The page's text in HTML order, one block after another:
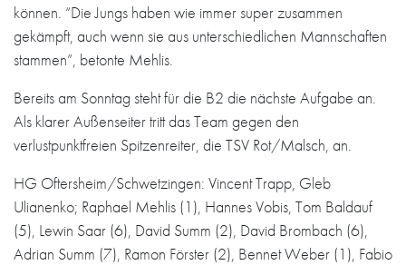
können. “Die Jungs haben wie immer super zusammen
gekämpft, auch wenn sie aus unterschiedlichen Mannschaften
stammen”, betonte Mehlis.
Bereits am Sonntag steht für die B2 die nächste Aufgabe an.
Als klarer Außenseiter tritt das Team gegen den
verlustpunktfreien Spitzenreiter, die TSV Rot/Malsch, an.
HG Oftersheim/Schwetzingen: Vincent Trapp, Gleb
Ulianenko; Raphael Mehlis (1), Hannes Vobis, Tom Baldauf
(5), Lewin Saar (6), David Summ (2), David Brombach (6),
Adrian Summ (7), Ramon Förster (2), Bennet Weber (1), Fabio